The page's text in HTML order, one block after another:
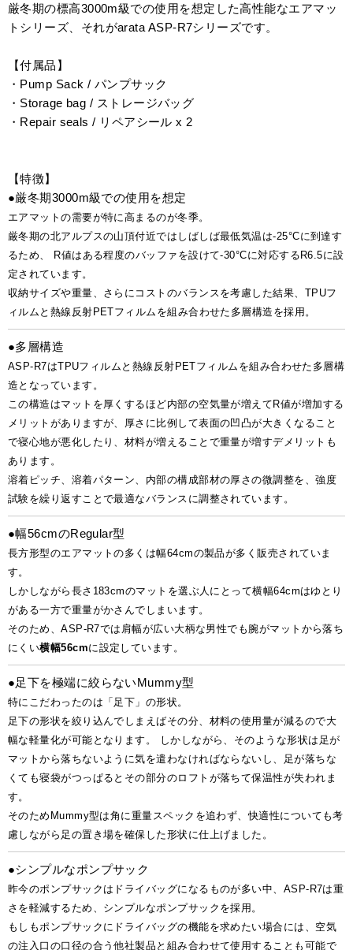
厳冬期の標高3000m級での使用を想定した高性能なエアマッ
トシリーズ、それがarata ASP-R7シリーズです。
【付属品】
・Pump Sack / パンプサック
・Storage bag / ストレージバッグ
・Repair seals / リペアシール x 2
【特徴】
●厳冬期3000m級での使用を想定
エアマットの需要が特に高まるのが冬季。
厳冬期の北アルプスの山頂付近ではしばしば最低気温は-25°Cに到達す
るため、 R値はある程度のバッファを設けて-30°Cに対応するR6.5に設
定されています。
収納サイズや重量、さらにコストのバランスを考慮した結果、TPUフ
ィルムと熱線反射PETフィルムを組み合わせた多層構造を採用。
●多層構造
ASP-R7はTPUフィルムと熱線反射PETフィルムを組み合わせた多層構
造となっています。
この構造はマットを厚くするほど内部の空気量が増えてR値が増加する
メリットがありますが、厚さに比例して表面の凹凸が大きくなること
で寝心地が悪化したり、材料が増えることで重量が増すデメリットも
あります。
溶着ピッチ、溶着パターン、内部の構成部材の厚さの微調整を、強度
試験を繰り返すことで最適なバランスに調整されています。
●幅56cmのRegular型
長方形型のエアマットの多くは幅64cmの製品が多く販売されていま
す。
しかしながら長さ183cmのマットを選ぶ人にとって横幅64cmはゆとり
がある一方で重量がかさんでしまいます。
そのため、ASP-R7では肩幅が広い大柄な男性でも腕がマットから落ち
にくい横幅56cmに設定しています。
●足下を極端に絞らないMummy型
特にこだわったのは「足下」の形状。
足下の形状を絞り込んでしまえばその分、材料の使用量が減るので大
幅な軽量化が可能となります。 しかしながら、そのような形状は足が
マットから落ちないように気を遣わなければならないし、足が落ちな
くても寝袋がつっぱるとその部分のロフトが落ちて保温性が失われま
す。
そのためMummy型は角に重量スペックを追わず、快適性についても考
慮しながら足の置き場を確保した形状に仕上げました。
●シンプルなポンプサック
昨今のポンプサックはドライバッグになるものが多い中、ASP-R7は重
さを軽減するため、シンプルなポンプサックを採用。
もしもポンプサックにドライバッグの機能を求めたい場合には、空気
の注入口の口径の合う他社製品と組み合わせて使用することも可能で